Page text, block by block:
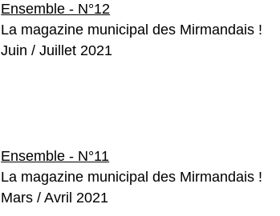
Ensemble - N°12
La magazine municipal des Mirmandais !
Juin / Juillet 2021
Ensemble - N°11
La magazine municipal des Mirmandais !
Mars / Avril 2021